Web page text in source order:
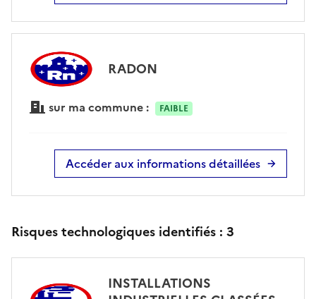
RADON
sur ma commune : FAIBLE
Accéder aux informations détaillées
Risques technologiques identifiés : 3
INSTALLATIONS